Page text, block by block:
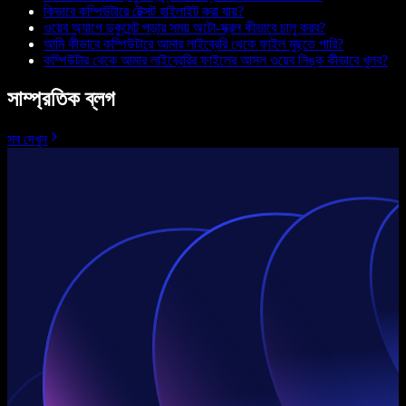
কিভাবে কম্পিউটারে টেক্সট হাইলাইট করা যায়?
ওয়েব অ্যাপে ডকুমেন্ট পড়ার সময় অটো-স্ক্রল কীভাবে চালু করব?
আমি কীভাবে কম্পিউটারে আমার লাইব্রেরি থেকে ফাইল মুছতে পারি?
কম্পিউটার থেকে আমার লাইব্রেরির ফাইলের আসল ওয়েব লিঙ্ক কীভাবে খুলব?
সাম্প্রতিক ব্লগ
সব দেখুন